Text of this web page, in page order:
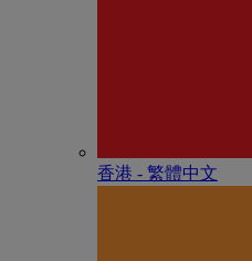
香港 - 繁體中文